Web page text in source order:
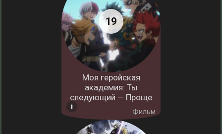
Моя геройская
академия: Ты
следующий — Проще
Фильм